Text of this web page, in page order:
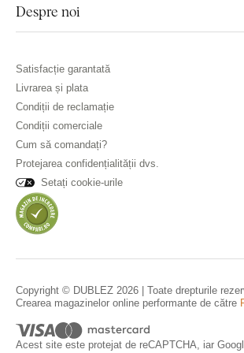
Despre noi
Satisfacție garantată
Livrarea și plata
Condiții de reclamație
Condiții comerciale
Cum să comandați?
Protejarea confidențialității dvs.
Setați cookie-urile
Copyright © DUBLEZ 2026 | Toate drepturile
Crearea magazinelor online performante de către
Acest site este protejat de reCAPTCHA, iar